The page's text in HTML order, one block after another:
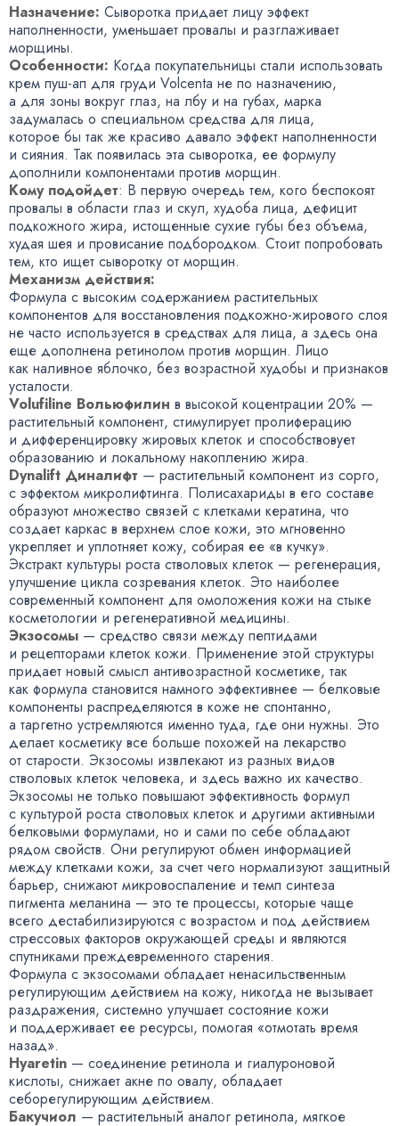
Назначение: Сыворотка придает лицу эффект
наполненности, уменьшает провалы и разглаживает
морщины.
Особенности: Когда покупательницы стали использовать
крем пуш-ап для груди Volcenta не по назначению,
а для зоны вокруг глаз, на лбу и на губах, марка
задумалась о специальном средства для лица,
которое бы так же красиво давало эффект наполненности
и сияния. Так появилась эта сыворотка, ее формулу
дополнили компонентами против морщин.
Кому подойдет: В первую очередь тем, кого беспокоят
провалы в области глаз и скул, худоба лица, дефицит
подкожного жира, истощенные сухие губы без объема,
худая шея и провисание подбородком. Стоит попробовать
тем, кто ищет сыворотку от морщин.
Механизм действия:
Формула с высоким содержанием растительных
компонентов для восстановления подкожно-жирового слоя
не часто используется в средствах для лица, а здесь она
еще дополнена ретинолом против морщин. Лицо
как наливное яблочко, без возрастной худобы и признаков
усталости.
Volufiline Вольюфилин в высокой коцентрации 20% —
растительный компонент, стимулирует пролиферацию
и дифференцировку жировых клеток и способствовует
образованию и локальному накоплению жира.
Dynalift Диналифт — растительный компонент из сорго,
с эффектом микролифтинга. Полисахариды в его составе
образуют множество связей с клетками кератина, что
создает каркас в верхнем слое кожи, это мгновенно
укрепляет и уплотняет кожу, собирая ее «в кучку».
Экстракт культуры роста стволовых клеток — регенерация,
улучшение цикла созревания клеток. Это наиболее
современный компонент для омоложения кожи на стыке
косметологии и регенеративной медицины.
Экзосомы — средство связи между пептидами
и рецепторами клеток кожи. Применение этой структуры
придает новый смысл антивозрастной косметике, так
как формула становится намного эффективнее — белковые
компоненты распределяются в коже не спонтанно,
а таргетно устремляются именно туда, где они нужны. Это
делает косметику все больше похожей на лекарство
от старости. Экзосомы извлекают из разных видов
стволовых клеток человека, и здесь важно их качество.
Экзосомы не только повышают эффективность формул
с культурой роста стволовых клеток и другими активными
белковыми формулами, но и сами по себе обладают
рядом свойств. Они регулируют обмен информацией
между клетками кожи, за счет чего нормализуют защитный
барьер, снижают микровоспаление и темп синтеза
пигмента меланина — это те процессы, которые чаще
всего дестабилизируются с возрастом и под действием
стрессовых факторов окружающей среды и являются
спутниками преждевременного старения.
Формула с экзосомами обладает ненасильственным
регулирующим действием на кожу, никогда не вызывает
раздражения, системно улучшает состояние кожи
и поддерживает ее ресурсы, помогая «отмотать время
назад».
Hyaretin — соединение ретинола и гиалуроновой
кислоты, снижает акне по овалу, обладает
себорегулирующим действием.
Бакучиол — растительный аналог ретинола, мягкое